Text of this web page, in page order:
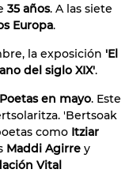
35 años. A las siete
Europa.
la exposición 'El
del siglo XIX'.
Poetas en mayo. Este
'Bertsoak
como Itziar
Maddi Agirre y
Vital